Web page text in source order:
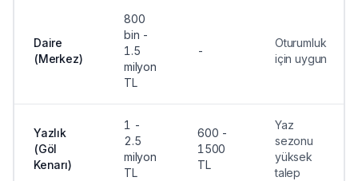
Daire
(Merkez)
800
bin -
1.5
milyon
TL
-
Oturumluk
için uygun
Yazlık
(Göl
Kenarı)
1 -
2.5
milyon
TL
600 -
1500
TL
Yaz
sezonu
yüksek
talep